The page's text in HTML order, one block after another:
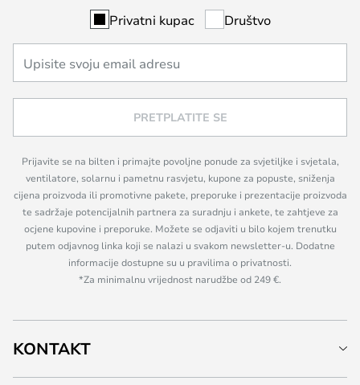
Privatni kupac Društvo
PRETPLATITE SE
Prijavite se na bilten i primajte povoljne ponude za svjetiljke i svjetala,
ventilatore, solarnu i pametnu rasvjetu, kupone za popuste, sniženja
cijena proizvoda ili promotivne pakete, preporuke i prezentacije proizvoda
te sadržaje potencijalnih partnera za suradnju i ankete, te zahtjeve za
ocjene kupovine i preporuke. Možete se odjaviti u bilo kojem trenutku
putem odjavnog linka koji se nalazi u svakom newsletter-u. Dodatne
informacije dostupne su u pravilima o privatnosti.
*Za minimalnu vrijednost narudžbe od 249 €.
KONTAKT